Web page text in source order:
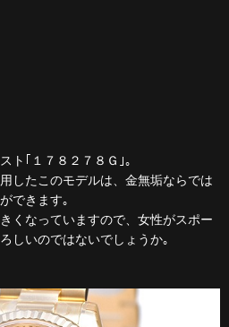
ト｢１７８２７８Ｇ｣｡
したこのモデルは、金無垢ならでは
できます｡
くなっていますので、女性がスポー
しいのではないでしょうか｡